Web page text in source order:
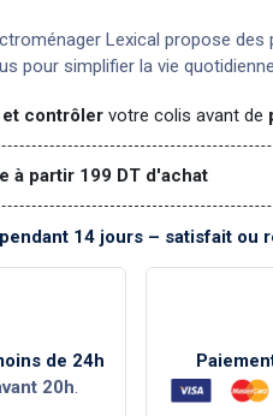
Lexical propose
pour simplifier la vie
contrôler votre colis avant de
à partir 199 DT d'achat
14 jours – satisfait ou
de 24h
20h.